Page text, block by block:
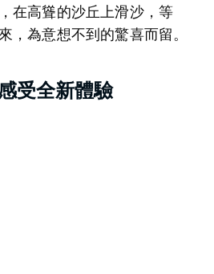
在高聳的沙丘上滑沙，等
，為意想不到的驚喜而留。
受全新體驗